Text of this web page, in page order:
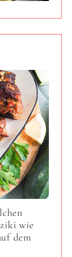
wie
dem